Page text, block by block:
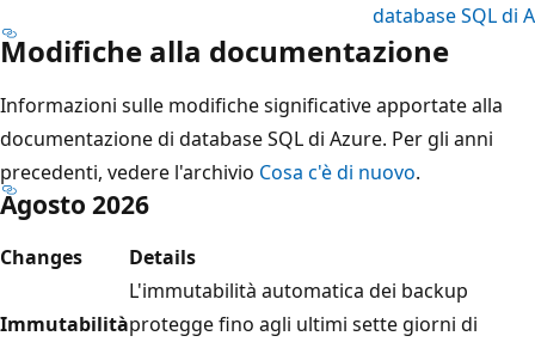
database SQL di
Modifiche alla documentazione
Informazioni sulle modifiche significative apportate alla
documentazione di database SQL di Azure. Per gli anni
precedenti, vedere l'archivio Cosa c'è di nuovo.
Agosto 2026
Changes Details
Immutabilità
L'immutabilità automatica dei backup
protegge fino agli ultimi sette giorni di